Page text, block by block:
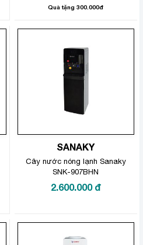
Quà tặng 300.000đ
SANAKY
Cây nước nóng lạnh Sanaky
SNK-907BHN
2.600.000 đ